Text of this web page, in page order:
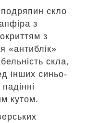
скло
з
з
«антиблік»
скла,
інших синьо-
кутом.